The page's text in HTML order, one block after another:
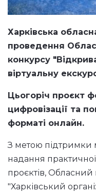
Харківська
проведення
конкурсу
віртуальну
Цьогоріч проєкт
цифровізації та
форматі онлайн.
З метою підтримки
надання
проєктів,
"Харківський